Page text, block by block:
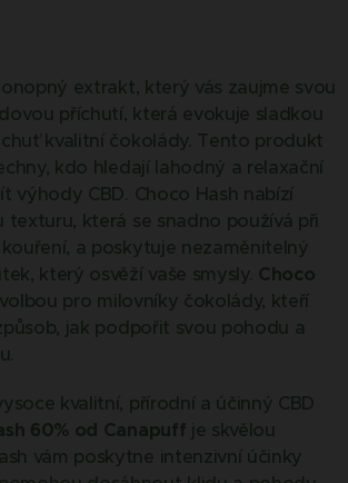
extrakt, který vás zaujme svou
příchutí, která evokuje sladkou
kvalitní čokolády. Tento produkt
kdo hledají lahodný a relaxační
výhody CBD. Choco Hash nabízí
texturu, která se snadno používá při
a poskytuje nezaměnitelný
který osvěží vaše smysly. Choco
pro milovníky čokolády, kteří
jak podpořit svou pohodu a
kvalitní, přírodní a účinný CBD
60% od Canapuff je skvělou
vám poskytne intenzivní účinky